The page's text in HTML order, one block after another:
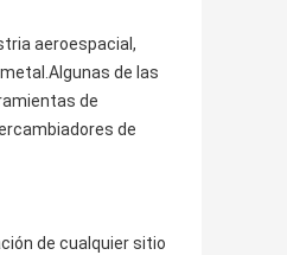
aeroespacial,
de las
de
de
de cualquier sitio